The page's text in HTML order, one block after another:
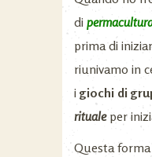
di
prima di
riunivamo in
i giochi di
ritualeper
Questa